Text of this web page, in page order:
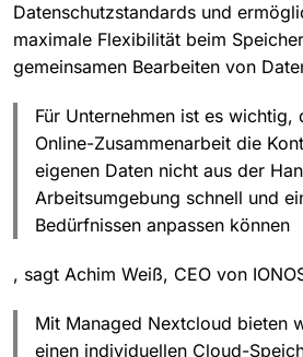
Datenschutzstandards und
maximale Flexibilität beim
gemeinsamen Bearbeiten von
Für Unternehmen ist es wichtig,
Online-Zusammenarbeit die
eigenen Daten nicht aus der
Arbeitsumgebung schnell und
Bedürfnissen anpassen können
, sagt Achim Weiß, CEO von
Mit Managed Nextcloud bieten
einen individuellen Cloud-